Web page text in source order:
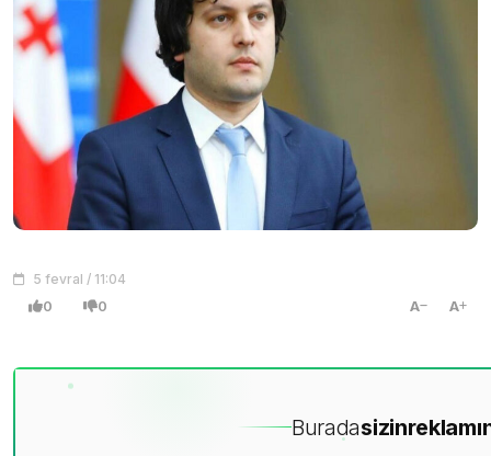
5 fevral / 11:04
0 0 A A
Buradasizin